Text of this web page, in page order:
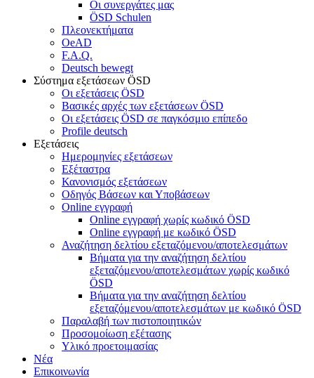
Οι συνεργάτες μας
ÖSD Schulen
Πλεονεκτήματα
OeAD
F.A.Q.
Deutsch bewegt
Σύστημα εξετάσεων ÖSD
Οι εξετάσεις ÖSD
Βασικές αρχές των εξετάσεων ÖSD
Οι εξετάσεις ÖSD σε παγκόσμιο επίπεδο
Profile deutsch
Εξετάσεις
Ημερομηνίες εξετάσεων
Εξέταστρα
Κανονισμός εξετάσεων
Οδηγός Βάσεων και Υποβάσεων
Online εγγραφή
Online εγγραφή χωρίς κωδικό ÖSD
Online εγγραφή με κωδικό ÖSD
Αναζήτηση δελτίου εξεταζόμενου/αποτελεσμάτων
Βήματα για την αναζήτηση δελτίου
εξεταζόμενου/αποτελεσμάτων χωρίς κωδικό
ÖSD
Βήματα για την αναζήτηση δελτίου
εξεταζόμενου/αποτελεσμάτων με κωδικό ÖSD
Παραλαβή των πιστοποιητικών
Προσομοίωση εξέτασης
Υλικό προετοιμασίας
Νέα
Επικοινωνία